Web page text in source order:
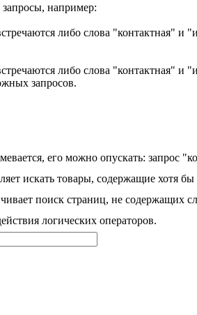
например:
либо слова "контактная" и
либо слова "контактная" и
запросов.
его можно опускать: запрос
искать товары, содержащие хотя
поиск страниц, не содержащих
логических операторов.